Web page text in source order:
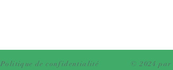
Politique de confidentialité © 2024 par